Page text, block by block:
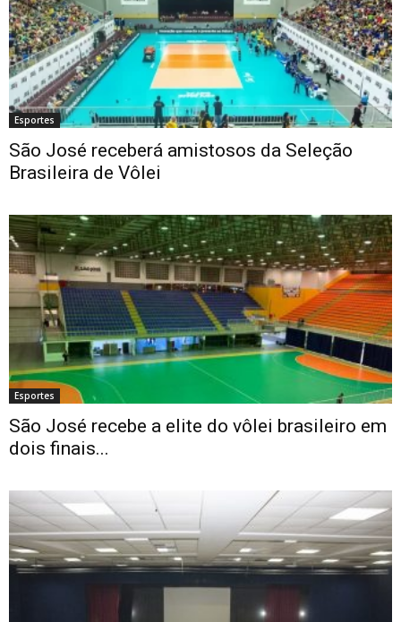
Esportes
São José receberá amistosos da Seleção
Brasileira de Vôlei
Esportes
São José recebe a elite do vôlei brasileiro em
dois finais...